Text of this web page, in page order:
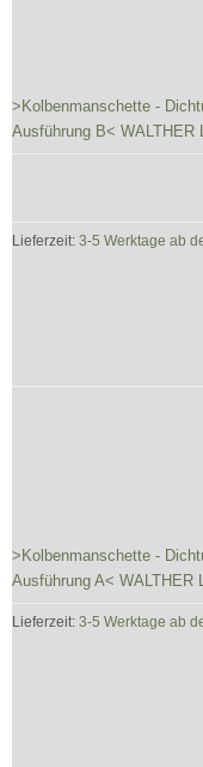
>Kolbenmanschette -
Ausführung B< WALTHER
Lieferzeit: 3-5 Werktage ab
>Kolbenmanschette -
Ausführung A< WALTHER
Lieferzeit: 3-5 Werktage ab